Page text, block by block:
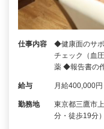
仕事内容
◆健康面のサ
チェック（血
薬 ◆報告書の
給与 月給400,000
勤務地
東京都三鷹市
分・徒歩19分）